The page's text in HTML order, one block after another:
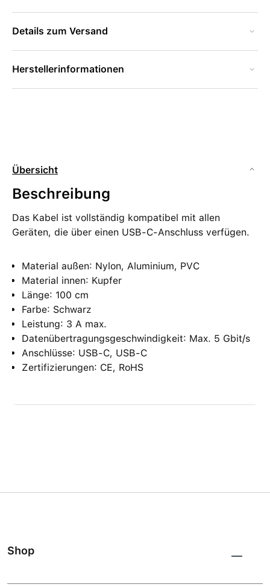
Details zum Versand
Herstellerinformationen
Übersicht
Beschreibung
Das Kabel ist vollständig kompatibel mit allen
Geräten, die über einen USB-C-Anschluss verfügen.
Material außen: Nylon, Aluminium, PVC
Material innen: Kupfer
Länge: 100 cm
Farbe: Schwarz
Leistung: 3 A max.
Datenübertragungsgeschwindigkeit: Max. 5 Gbit/s
Anschlüsse: USB-C, USB-C
Zertifizierungen: CE, RoHS
Shop